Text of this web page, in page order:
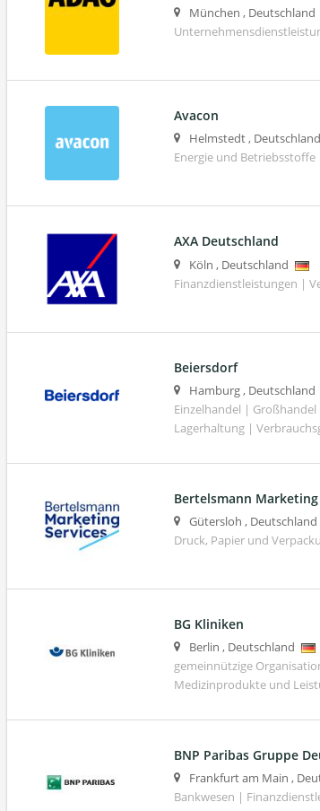
München , Deutschland
Avacon
Helmstedt, Deutschland
Energie und
AXA Deutschland
Köln , Deutschland
Finanzdienstleistungen |
Beiersdorf
Hamburg, Deutschland
Einzelhandel |
Lagerhaltung |
Bertelsmann Marketing
Gütersloh , Deutschland
Druck, Papier und
BG Kliniken
Berlin , Deutschland
gemeinnützige
Medizinprodukte und
BNP Paribas Gruppe
Frankfurt am Main ,
Bankwesen |